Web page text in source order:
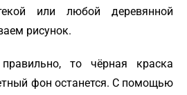
или любой деревянной
рисунок.
то чёрная краска
фон останется. С помощью